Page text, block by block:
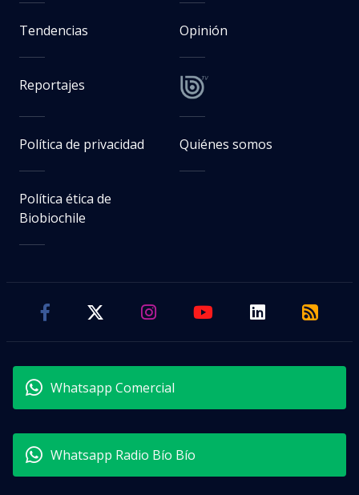
Tendencias Opinión
Reportajes
Política de privacidad Quiénes somos
Política ética de
Biobiochile
Whatsapp Comercial
Whatsapp Radio Bío Bío